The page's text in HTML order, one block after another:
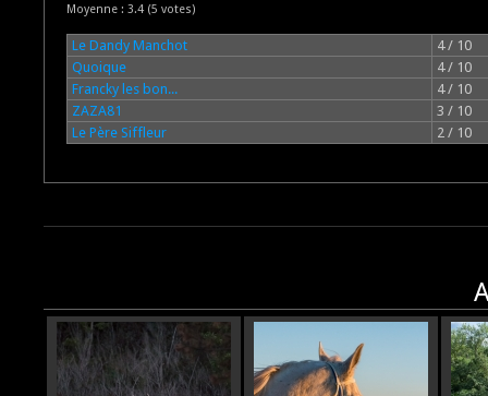
Moyenne : 3.4 (5 votes)
Le Dandy Manchot
4 / 10
Quoique
4 / 10
Francky les bon...
4 / 10
ZAZA81
3 / 10
Le Père Siffleur
2 / 10